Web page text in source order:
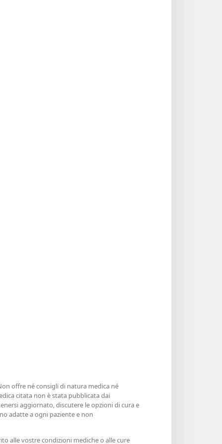
offre né consigli di natura medica né
citata non è stata pubblicata dai
aggiornato, discutere le opzioni di cura e
adatte a ogni paziente e non
alle vostre condizioni mediche o alle cure